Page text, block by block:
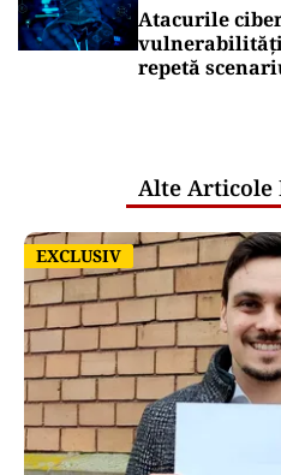
Atacurile
repetă
Alte Articole
EXCLUSIV
EXCLUSIV